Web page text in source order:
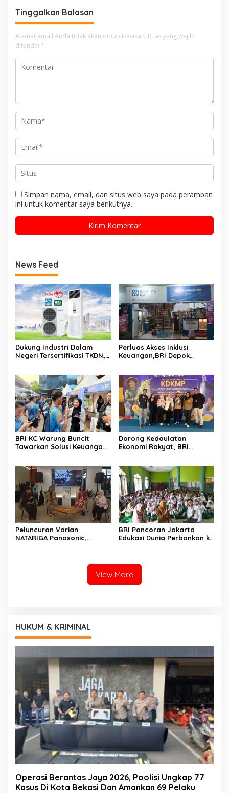
Tinggalkan Balasan
Alamat email Anda tidak akan dipublikasikan. Ruas yang wajib
ditandai *
Simpan nama, email, dan situs web saya pada peramban
ini untuk komentar saya berikutnya.
News Feed
Dukung Industri Dalam
Negeri Tersertifikasi TKDN,
Series Dengan Refrigeran
R32
Perluas Akses Inklusi
Keuangan,BRI Depok
Badan Usaha
BRI KC Warung Buncit
Tawarkan Solusi Keuangan
Dorong Kedaulatan
Ekonomi Rakyat, BRI
Nasional Koperasi Desa
Merah Putih
Peluncuran Varian
NATARIGA Panasonic,
BRI Pancoran Jakarta
Edukasi Dunia Perbankan ke
View More
HUKUM & KRIMINAL
Operasi Berantas Jaya 2026, Poolisi Ungkap 77
Kasus Di Kota Bekasi Dan Amankan 69 Pelaku